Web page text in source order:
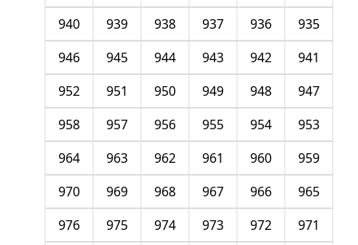
935
936
937
938
939
940
941
942
943
944
945
946
947
948
949
950
951
952
953
954
955
956
957
958
959
960
961
962
963
964
965
966
967
968
969
970
971
972
973
974
975
976